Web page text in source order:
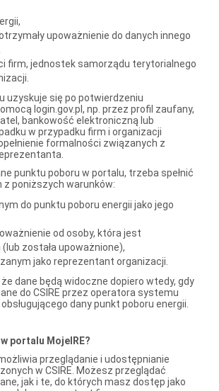
upoważnienie do danych innego
firm, jednostek samorządu terytorialnego
uzyskuje się po potwierdzeniu
login.gov.pl, np. przez profil zaufany,
bankowość elektroniczną lub
w przypadku firm i organizacji
formalności związanych z
punktu poboru w portalu, trzeba spełnić
z poniższych warunków:
do punktu poboru energii jako jego
od osoby, która jest
została upoważnione),
jako reprezentant organizacji.
dane będą widoczne dopiero wtedy, gdy
do CSIRE przez operatora systemu
dany punkt poboru energii.
portalu MojeIRE?
przeglądanie i udostępnianie
w CSIRE. Możesz przeglądać
jak i te, do których masz dostęp jako